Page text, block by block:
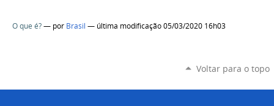
O que é?— por Brasil — última modificação 05/03/2020 16h03
Voltar para o topo